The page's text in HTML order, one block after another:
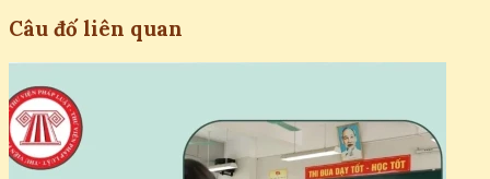
Câu đố liên quan